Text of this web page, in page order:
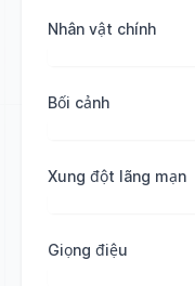
Nhân vật chính
Bối cảnh
Xung đột lãng mạn
Giọng điệu